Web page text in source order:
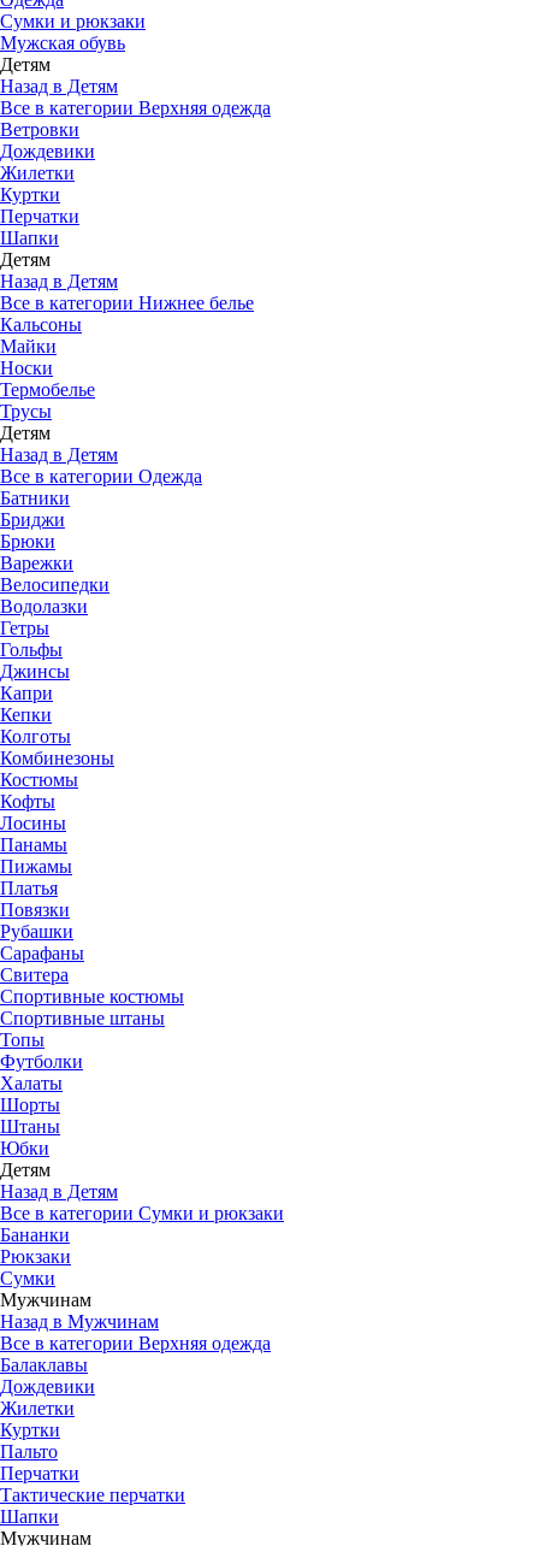
Сумки и рюкзаки
Мужская обувь
Детям
Назад в Детям
Все в категории Верхняя одежда
Ветровки
Дождевики
Жилетки
Куртки
Перчатки
Шапки
Детям
Назад в Детям
Все в категории Нижнее белье
Кальсоны
Майки
Носки
Термобелье
Трусы
Детям
Назад в Детям
Все в категории Одежда
Батники
Бриджи
Брюки
Варежки
Велосипедки
Водолазки
Гетры
Гольфы
Джинсы
Капри
Кепки
Колготы
Комбинезоны
Костюмы
Кофты
Лосины
Панамы
Пижамы
Платья
Повязки
Рубашки
Сарафаны
Свитера
Спортивные костюмы
Спортивные штаны
Топы
Футболки
Халаты
Шорты
Штаны
Юбки
Детям
Назад в Детям
Все в категории Сумки и рюкзаки
Бананки
Рюкзаки
Сумки
Мужчинам
Назад в Мужчинам
Все в категории Верхняя одежда
Балаклавы
Дождевики
Жилетки
Куртки
Пальто
Перчатки
Тактические перчатки
Шапки
Мужчинам